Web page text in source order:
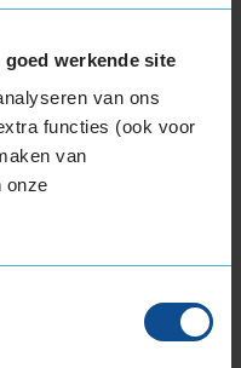
werkende site
van ons
functies (ook voor
van
onze